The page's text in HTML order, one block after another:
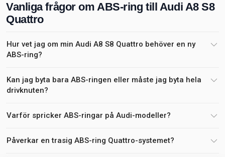
Vanliga frågor om ABS-ring till Audi A8 S8
Quattro
Hur vet jag om min Audi A8 S8 Quattro behöver en ny
ABS-ring?
Kan jag byta bara ABS-ringen eller måste jag byta hela
drivknuten?
Varför spricker ABS-ringar på Audi-modeller?
Påverkar en trasig ABS-ring Quattro-systemet?